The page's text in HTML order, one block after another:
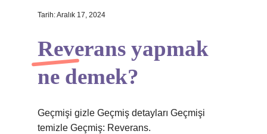
Tarih: Aralık 17, 2024
Reverans yapmak
ne demek?
Geçmişi gizle Geçmiş detayları Geçmişi
temizle Geçmiş: Reverans.